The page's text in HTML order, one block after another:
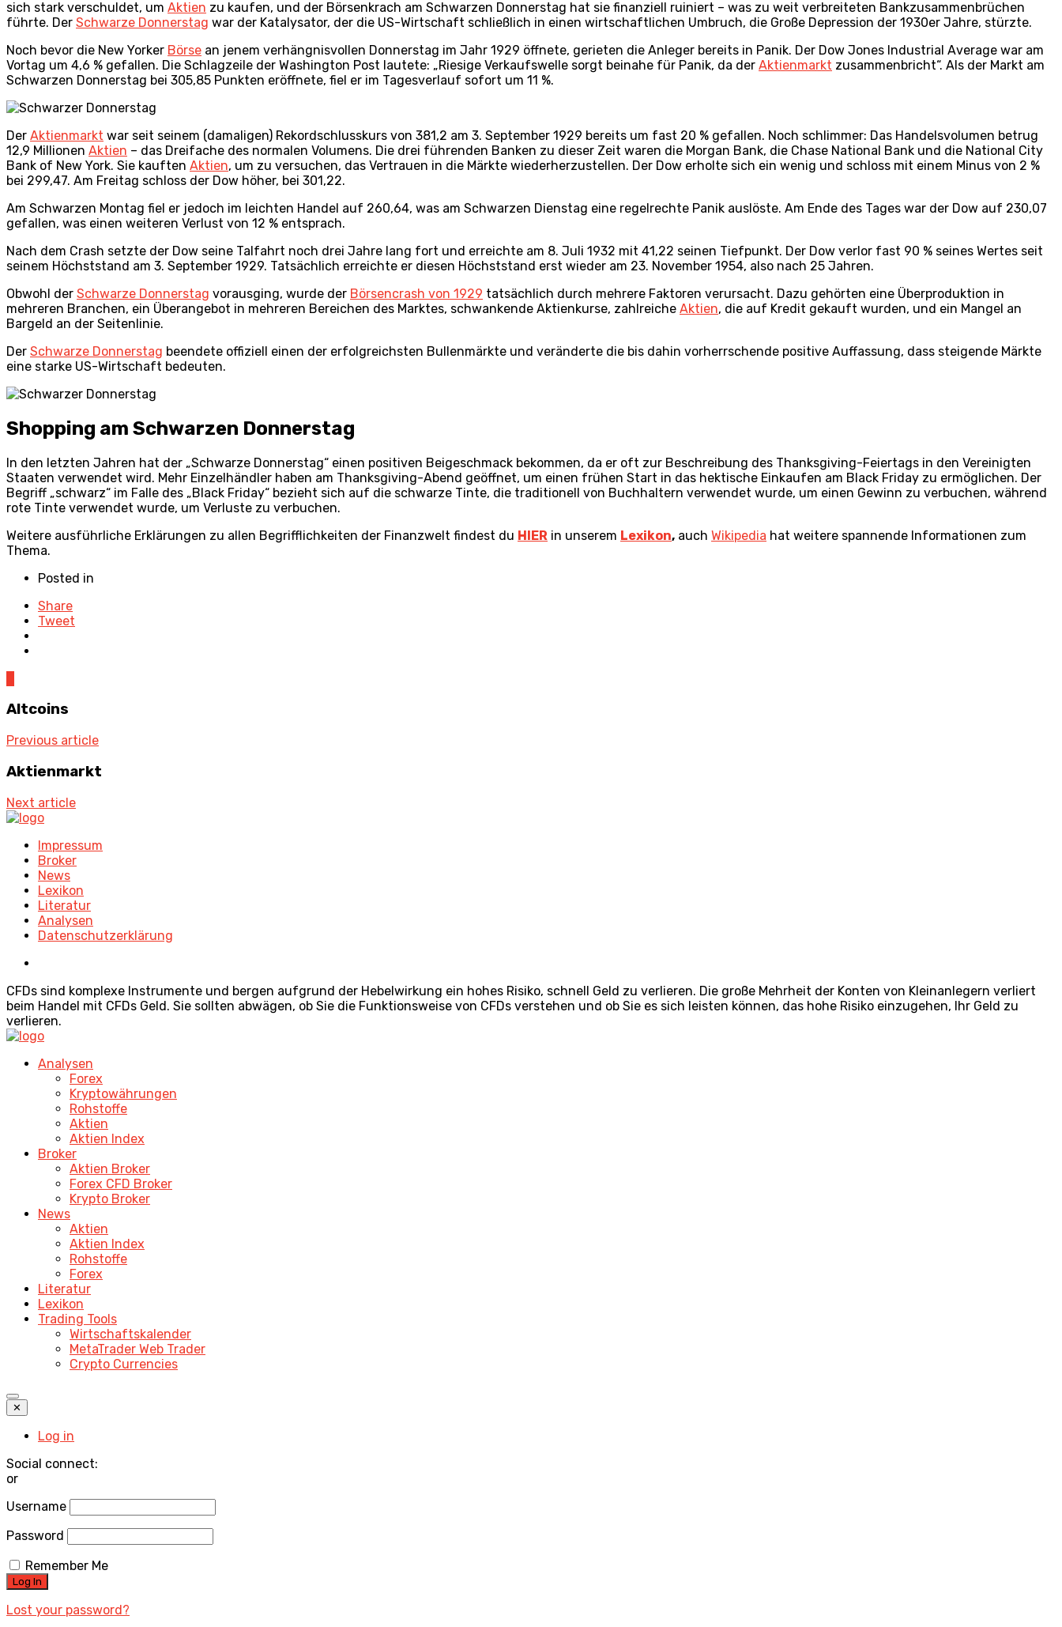
sich stark verschuldet, um Aktien zu kaufen, und der Börsenkrach am Schwarzen Donnerstag hat sie finanziell ruiniert – was zu weit verbreiteten Bankzusammenbrüchen
führte. Der Schwarze Donnerstag war der Katalysator, der die US-Wirtschaft schließlich in einen wirtschaftlichen Umbruch, die Große Depression der 1930er Jahre, stürzte.
Noch bevor die New Yorker Börse an jenem verhängnisvollen Donnerstag im Jahr 1929 öffnete, gerieten die Anleger bereits in Panik. Der Dow Jones Industrial Average war am
Vortag um 4,6 % gefallen. Die Schlagzeile der Washington Post lautete: „Riesige Verkaufswelle sorgt beinahe für Panik, da der Aktienmarkt zusammenbricht“. Als der Markt am
Schwarzen Donnerstag bei 305,85 Punkten eröffnete, fiel er im Tagesverlauf sofort um 11 %.
Der Aktienmarkt war seit seinem (damaligen) Rekordschlusskurs von 381,2 am 3. September 1929 bereits um fast 20 % gefallen. Noch schlimmer: Das Handelsvolumen betrug
12,9 Millionen Aktien – das Dreifache des normalen Volumens. Die drei führenden Banken zu dieser Zeit waren die Morgan Bank, die Chase National Bank und die National City
Bank of New York. Sie kauften Aktien, um zu versuchen, das Vertrauen in die Märkte wiederherzustellen. Der Dow erholte sich ein wenig und schloss mit einem Minus von 2 %
bei 299,47. Am Freitag schloss der Dow höher, bei 301,22.
Am Schwarzen Montag fiel er jedoch im leichten Handel auf 260,64, was am Schwarzen Dienstag eine regelrechte Panik auslöste. Am Ende des Tages war der Dow auf 230,07
gefallen, was einen weiteren Verlust von 12 % entsprach.
Nach dem Crash setzte der Dow seine Talfahrt noch drei Jahre lang fort und erreichte am 8. Juli 1932 mit 41,22 seinen Tiefpunkt. Der Dow verlor fast 90 % seines Wertes seit
seinem Höchststand am 3. September 1929. Tatsächlich erreichte er diesen Höchststand erst wieder am 23. November 1954, also nach 25 Jahren.
Obwohl der Schwarze Donnerstag vorausging, wurde der Börsencrash von 1929 tatsächlich durch mehrere Faktoren verursacht. Dazu gehörten eine Überproduktion in
mehreren Branchen, ein Überangebot in mehreren Bereichen des Marktes, schwankende Aktienkurse, zahlreiche Aktien, die auf Kredit gekauft wurden, und ein Mangel an
Bargeld an der Seitenlinie.
Der Schwarze Donnerstag beendete offiziell einen der erfolgreichsten Bullenmärkte und veränderte die bis dahin vorherrschende positive Auffassung, dass steigende Märkte
eine starke US-Wirtschaft bedeuten.
Shopping am Schwarzen Donnerstag
In den letzten Jahren hat der „Schwarze Donnerstag“ einen positiven Beigeschmack bekommen, da er oft zur Beschreibung des Thanksgiving-Feiertags in den Vereinigten
Staaten verwendet wird. Mehr Einzelhändler haben am Thanksgiving-Abend geöffnet, um einen frühen Start in das hektische Einkaufen am Black Friday zu ermöglichen. Der
Begriff „schwarz“ im Falle des „Black Friday“ bezieht sich auf die schwarze Tinte, die traditionell von Buchhaltern verwendet wurde, um einen Gewinn zu verbuchen, während
rote Tinte verwendet wurde, um Verluste zu verbuchen.
Weitere ausführliche Erklärungen zu allen Begrifflichkeiten der Finanzwelt findest du HIER in unserem Lexikon, auch Wikipedia hat weitere spannende Informationen zum
Thema.
Posted in
Share
Tweet
Altcoins
Previous article
Aktienmarkt
Next article
Impressum
Broker
News
Lexikon
Literatur
Analysen
Datenschutzerklärung
CFDs sind komplexe Instrumente und bergen aufgrund der Hebelwirkung ein hohes Risiko, schnell Geld zu verlieren. Die große Mehrheit der Konten von Kleinanlegern verliert
beim Handel mit CFDs Geld. Sie sollten abwägen, ob Sie die Funktionsweise von CFDs verstehen und ob Sie es sich leisten können, das hohe Risiko einzugehen, Ihr Geld zu
verlieren.
Analysen
Forex
Kryptowährungen
Rohstoffe
Aktien
Aktien Index
Broker
Aktien Broker
Forex CFD Broker
Krypto Broker
News
Aktien
Aktien Index
Rohstoffe
Forex
Literatur
Lexikon
Trading Tools
Wirtschaftskalender
MetaTrader Web Trader
Crypto Currencies
✕
Log in
Social connect:
or
Username
Password
Remember Me
Lost your password?